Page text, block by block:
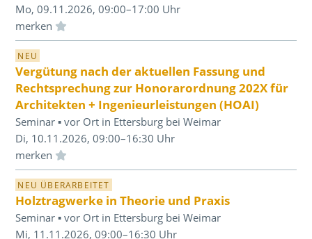
Mo, 09.11.2026, 09:00–17:00 Uhr
Einloggen und Merkliste benutzen
NEU
Vergütung nach der aktuellen Fassung und
Rechtsprechung zur Honorarordnung 202X für
Architekten + Ingenieurleistungen (HOAI)
Seminar ▪ vor Ort in Ettersburg bei Weimar
Di, 10.11.2026, 09:00–16:30 Uhr
Einloggen und Merkliste benutzen
NEU ÜBERARBEITET
Holztragwerke in Theorie und Praxis
Seminar ▪ vor Ort in Ettersburg bei Weimar
Mi, 11.11.2026, 09:00–16:30 Uhr